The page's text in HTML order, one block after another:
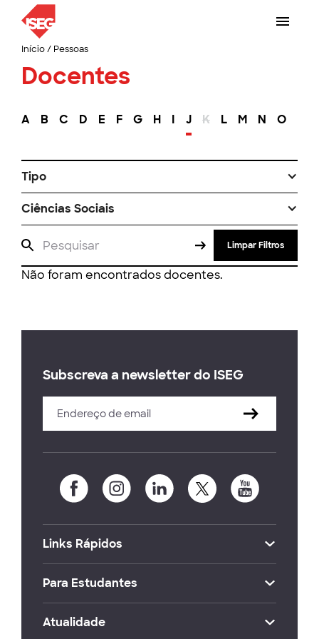
Início/ Pessoas
Docentes
A B C D E F G H I J K L M N O
Tipo
Ciências Sociais
Limpar Filtros
Não foram encontrados docentes.
Subscreva a newsletter do ISEG
Links Rápidos
Para Estudantes
Atualidade